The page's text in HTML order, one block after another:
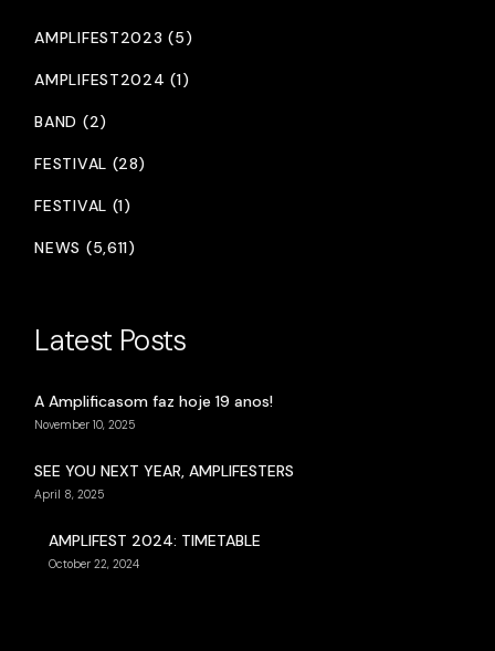
AMPLIFEST2023 (5)
AMPLIFEST2024 (1)
BAND (2)
FESTIVAL (28)
FESTIVAL (1)
NEWS (5,611)
Latest Posts
A Amplificasom faz hoje 19 anos!
November 10, 2025
SEE YOU NEXT YEAR, AMPLIFESTERS
April 8, 2025
AMPLIFEST 2024: TIMETABLE
October 22, 2024